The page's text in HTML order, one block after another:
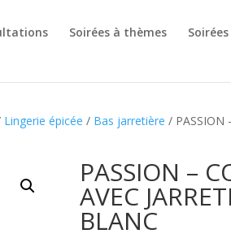
Soirées à thèmes
Lingerie épicée / Bas jarretière / PASSION
PASSION –
AVEC
BLANC